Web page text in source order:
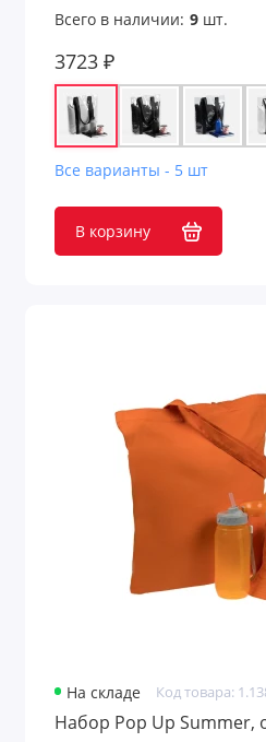
Всего в наличии: 9шт.
3723 ₽
Все варианты - 5 шт
В корзину
На складе Код товара:
Набор Pop Up Summer,